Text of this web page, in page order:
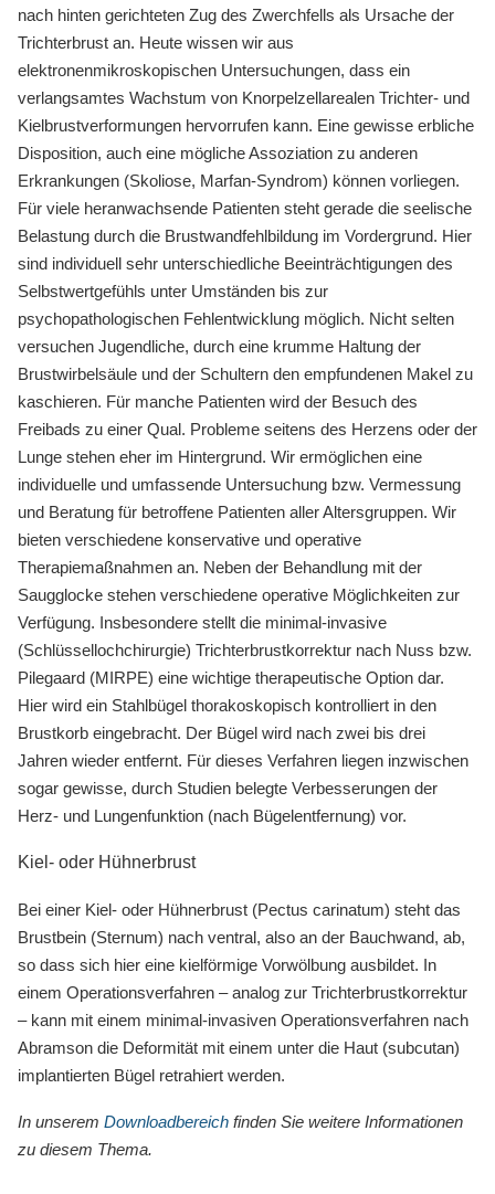
Anreise
nach hinten gerichteten Zug des Zwerchfells als Ursache der
Trichterbrust an. Heute wissen wir aus
elektronenmikroskopischen Untersuchungen, dass ein
verlangsamtes Wachstum von Knorpelzellarealen Trichter- und
Kielbrustverformungen hervorrufen kann. Eine gewisse erbliche
Disposition, auch eine mögliche Assoziation zu anderen
Erkrankungen (Skoliose, Marfan-Syndrom) können vorliegen.
Für viele heranwachsende Patienten steht gerade die seelische
Belastung durch die Brustwandfehlbildung im Vordergrund. Hier
sind individuell sehr unterschiedliche Beeinträchtigungen des
Selbstwertgefühls unter Umständen bis zur
psychopathologischen Fehlentwicklung möglich. Nicht selten
versuchen Jugendliche, durch eine krumme Haltung der
Brustwirbelsäule und der Schultern den empfundenen Makel zu
kaschieren. Für manche Patienten wird der Besuch des
Freibads zu einer Qual. Probleme seitens des Herzens oder der
Lunge stehen eher im Hintergrund. Wir ermöglichen eine
individuelle und umfassende Untersuchung bzw. Vermessung
und Beratung für betroffene Patienten aller Altersgruppen. Wir
bieten verschiedene konservative und operative
Therapiemaßnahmen an. Neben der Behandlung mit der
Saugglocke stehen verschiedene operative Möglichkeiten zur
Verfügung. Insbesondere stellt die minimal-invasive
(Schlüssellochchirurgie) Trichterbrustkorrektur nach Nuss bzw.
Pilegaard (MIRPE) eine wichtige therapeutische Option dar.
Hier wird ein Stahlbügel thorakoskopisch kontrolliert in den
Brustkorb eingebracht. Der Bügel wird nach zwei bis drei
Jahren wieder entfernt. Für dieses Verfahren liegen inzwischen
sogar gewisse, durch Studien belegte Verbesserungen der
Herz- und Lungenfunktion (nach Bügelentfernung) vor.
Kiel- oder Hühnerbrust
Bei einer Kiel- oder Hühnerbrust (Pectus carinatum) steht das
Brustbein (Sternum) nach ventral, also an der Bauchwand, ab,
so dass sich hier eine kielförmige Vorwölbung ausbildet. In
einem Operationsverfahren – analog zur Trichterbrustkorrektur
– kann mit einem minimal-invasiven Operationsverfahren nach
Abramson die Deformität mit einem unter die Haut (subcutan)
implantierten Bügel retrahiert werden.
In unserem Downloadbereich finden Sie weitere Informationen
zu diesem Thema.